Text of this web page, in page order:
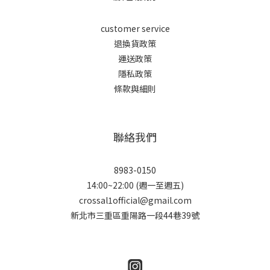
customer service
退換貨政策
運送政策
隱私政策
條款與細則
聯絡我們
8983-0150
14:00~22:00 (週一至週五)
crossal1official@gmail.com
新北市三重區重陽路一段44巷39號